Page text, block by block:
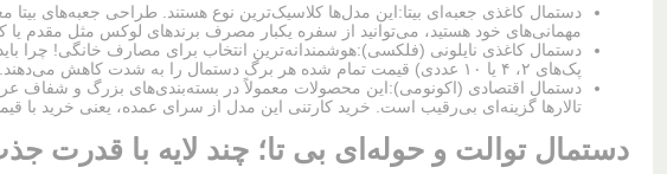
دستمال کاغذی جعبه‌ای بیتا:این مدل‌ها کلاسیک‌ترین نوع هستند. طراحی جعبه‌های
مهمانی‌های خود هستید، می‌توانید از سفره یکبار مصرف برندهای لوکس مثل مقدم یا
دستمال کاغذی نایلونی (فلکسی):هوشمندانه‌ترین انتخاب برای مصارف خانگی! چرا
پک‌های ۲، ۴ یا ۱۰ عددی) قیمت تمام شده هر برگ دستمال را به شدت کاهش می‌دهند.
تالارها گزینه‌ای بی‌رقیب است. خرید کارتنی این مدل از سرای عمده، یعنی خرید با
دستمال توالت و حوله‌ای بی تا؛ چند لایه با قدرت